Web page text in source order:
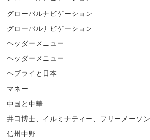
グローバルナビゲーション
グローバルナビゲーション
ヘッダーメニュー
ヘッダーメニュー
ヘブライと日本
マネー
中国と中華
井口博士、イルミナティー、フリーメーソン
信州中野